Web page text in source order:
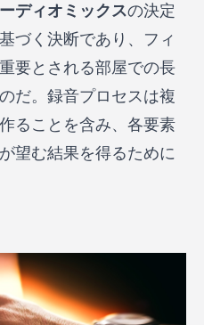
ディオミックスの決定
づく決断であり、フィ
要とされる部屋での長
だ。録音プロセスは複
ることを含み、各要素
望む結果を得るために